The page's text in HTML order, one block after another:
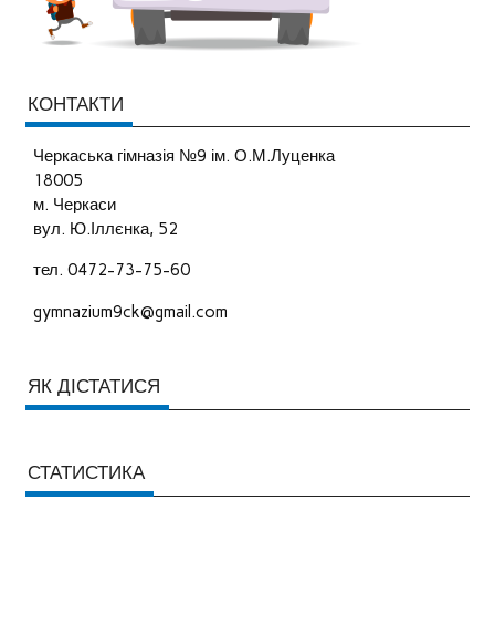
КОНТАКТИ
Черкаська гімназія №9 ім. О.М.Луценка
18005
м. Черкаси
вул. Ю.Іллєнка, 52
тел. 0472-73-75-60
gymnazium9ck@gmail.com
ЯК ДІСТАТИСЯ
СТАТИСТИКА